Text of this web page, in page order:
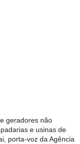
geradores não
e usinas de
porta-voz da Agência